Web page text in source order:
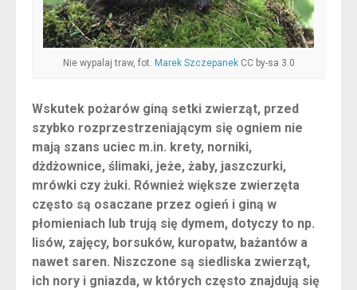
Nie wypalaj traw, fot. Marek SzczepanekCC by-sa 3.0
Wskutek pożarów giną setki zwierząt, przed
szybko rozprzestrzeniającym się ogniem nie
mają szans uciec m.in. krety, norniki,
dżdżownice, ślimaki, jeże, żaby, jaszczurki,
mrówki czy żuki. Również większe zwierzęta
często są osaczane przez ogień i giną w
płomieniach lub trują się dymem, dotyczy to np.
lisów, zajęcy, borsuków, kuropatw, bażantów a
nawet saren. Niszczone są siedliska zwierząt,
ich nory i gniazda, w których często znajdują się